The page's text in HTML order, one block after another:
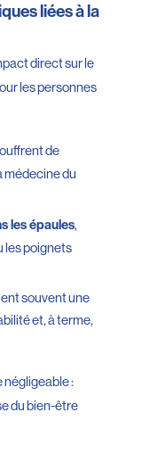
liées à la
direct sur le
les personnes
de
médecine du
les épaules,
les poignets
souvent une
et, à terme,
négligeable :
du bien-être